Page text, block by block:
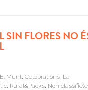
SIN FLORES NO
Munt, Célébrations_La
, Rural&Packs, Non